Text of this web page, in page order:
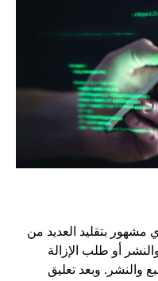
بتقليد العديد من
أو طلب الإزالة
والنشر. وبعد تعليق